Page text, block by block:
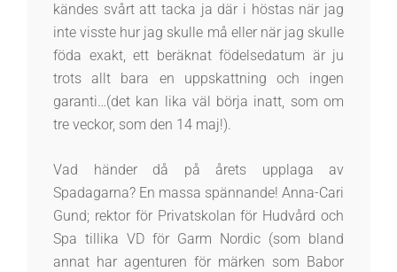
kändes svårt att tacka ja där i höstas när jag
inte visste hur jag skulle må eller när jag skulle
föda exakt, ett beräknat födelsedatum är ju
trots allt bara en uppskattning och ingen
garanti…(det kan lika väl börja inatt, som om
tre veckor, som den 14 maj!).
Vad händer då på årets upplaga av
Spadagarna? En massa spännande! Anna-Cari
Gund; rektor för Privatskolan för Hudvård och
Spa tillika VD för Garm Nordic (som bland
annat har agenturen för märken som Babor